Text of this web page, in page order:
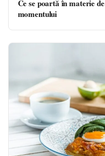
Ce se poartă în materie
momentului